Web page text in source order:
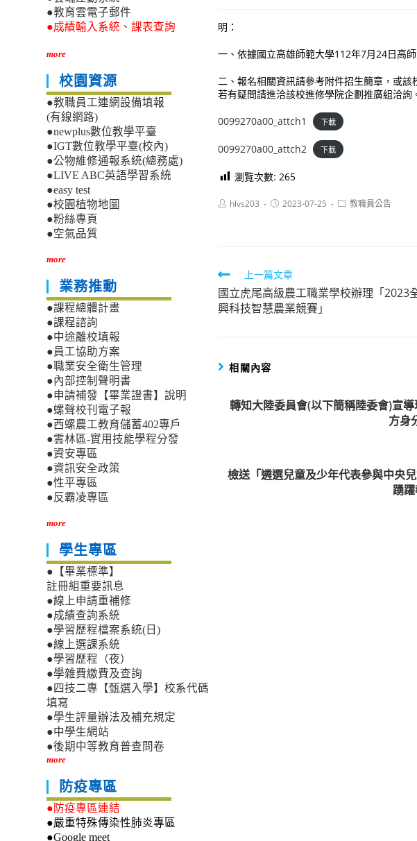
明：
一、依據國立高雄師範大學112年7月24日高
二、報名相關資訊請參考附件招生簡章，或
若有疑問請進洽該校進修學院企劃推廣組洽詢
0099270a00_attch1 下載
0099270a00_attch2 下載
瀏覽次數: 265
Posthlvs203
Post2023-07-25
Post教職員公告
Read
more
articles
上一篇文章
國立虎尾高級農工職業學校辦理「2023
興科技智慧農業競賽」
相關內容
轉知大陸委員會(以下簡稱陸委會)宣
方身
檢送「遴選兒童及少年代表參與中央
踴
●教育雲電子郵件
●成績輸入系統、課表查詢
more
校園資源
●教職員工連網設備填報
(有線網路)
●newplus數位教學平臺
●IGT數位教學平臺(校內)
●公物維修通報系統(總務處)
●LIVE ABC英語學習系統
●easy test
●校園植物地圖
●粉絲專頁
●空氣品質
more
業務推動
●課程總體計畫
●課程諮詢
●中途離校填報
●員工協助方案
●職業安全衛生管理
●內部控制聲明書
●申請補發【畢業證書】說明
●螺聲校刊電子報
●西螺農工教育儲蓄402專戶
●雲林區-實用技能學程分發
●資安專區
●資訊安全政策
●性平專區
●反霸凌專區
more
學生專區
●【畢業標準】
註冊組重要訊息
●線上申請重補修
●成績查詢系統
●學習歷程檔案系統(日)
●線上選課系統
●學習歷程（夜）
●學雜費繳費及查詢
●四技二專【甄選入學】校系代碼
填寫
●學生評量辦法及補充規定
●中學生網站
●後期中等教育普查問卷
more
防疫專區
●防疫專區連結
●嚴重特殊傳染性肺炎專區
●Google meet